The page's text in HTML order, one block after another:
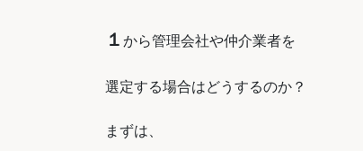
１ から管理会社や仲介業者を
選定する場合はどうするのか？
まずは、